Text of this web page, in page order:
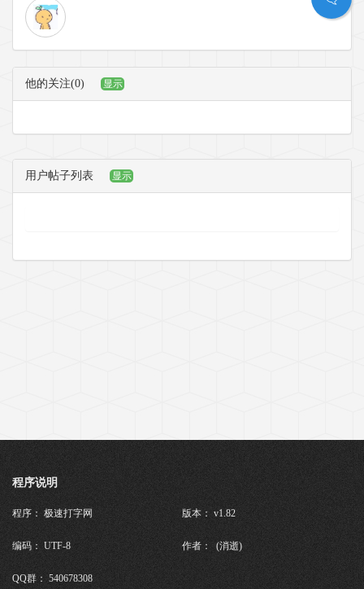
他的关注(0) 显示
用户帖子列表 显示
程序说明
程序： 极速打字网 版本： v1.82
编码： UTF-8 作者： (消逝)
QQ群： 540678308